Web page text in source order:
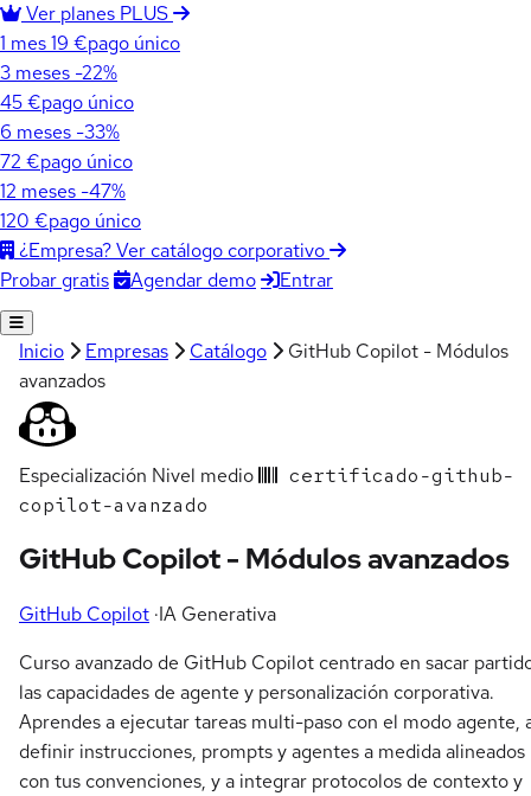
Ver planes PLUS
1 mes19 €pago único
3 meses -22%
45 €pago único
6 meses -33%
72 €pago único
12 meses -47%
120 €pago único
¿Empresa? Ver catálogo corporativo
Probar gratis
Agendar demo Entrar
Inicio Empresas Catálogo
GitHub Copilot - Módulos
avanzados
Especialización Nivel medio
certificado-github-
copilot-avanzado
GitHub Copilot - Módulos avanzados
GitHub Copilot ·IA Generativa
Curso avanzado de GitHub Copilot centrado en sacar
las capacidades de agente y personalización corporativa.
Aprendes a ejecutar tareas multi-paso con el modo agente,
definir instrucciones, prompts y agentes a medida alineados
con tus convenciones, y a integrar protocolos de contexto y